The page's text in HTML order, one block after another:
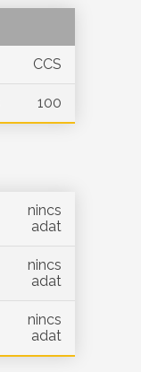
CCS
100
nincs
adat
nincs
adat
nincs
adat